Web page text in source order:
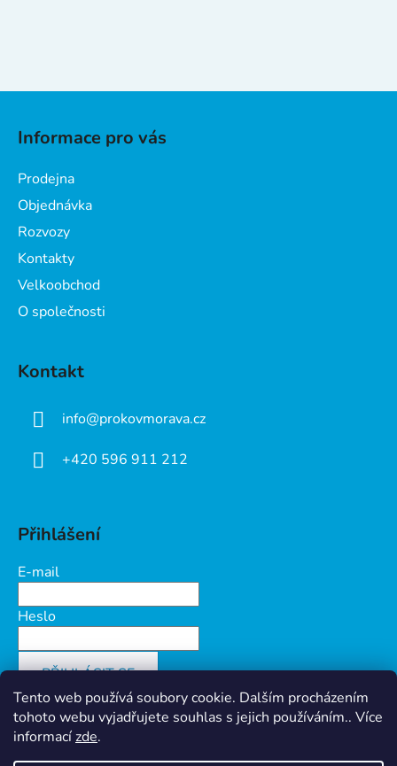
Tento web používá soubory cookie. Dalším procházením
tohoto webu vyjadřujete souhlas s jejich používáním.. Více
informacízde.
Informace pro vás
Prodejna
Objednávka
Rozvozy
Kontakty
Velkoobchod
O společnosti
Kontakt
info@prokovmorava.cz
+420 596 911 212
Přihlášení
E-mail
Heslo
PŘIHLÁSIT SE
Nová registraceZapomenuté heslo